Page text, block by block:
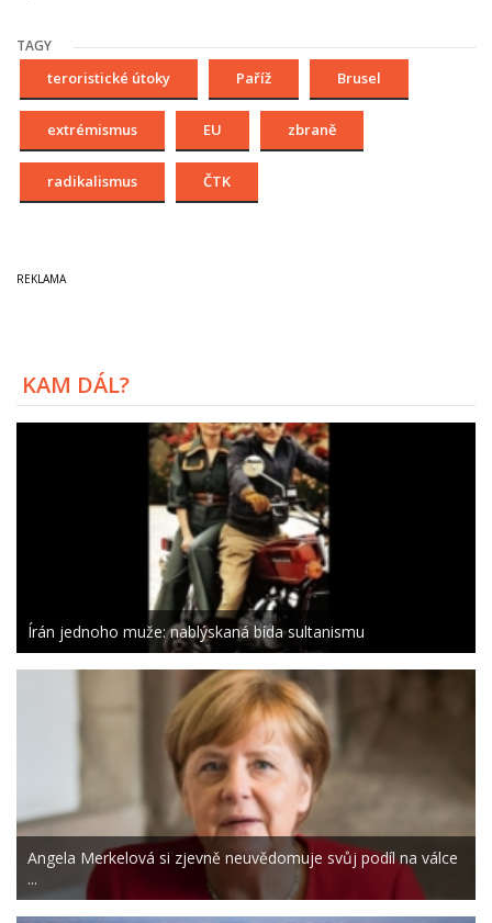
TAGY
teroristické útoky Paříž Brusel
extrémismus EU zbraně
radikalismus ČTK
KAM DÁL?
Írán jednoho muže: nablýskaná bída sultanismu
Angela Merkelová si zjevně neuvědomuje svůj podíl na válce
...